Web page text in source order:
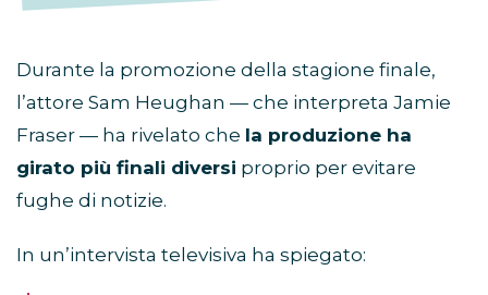
Durante la promozione della stagione finale,
l’attore Sam Heughan — che interpreta Jamie
Fraser — ha rivelato che la produzione ha
girato più finali diversi proprio per evitare
fughe di notizie.
In un’intervista televisiva ha spiegato: